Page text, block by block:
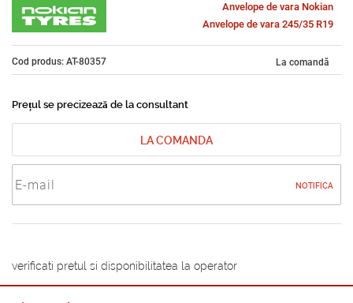
Anvelope de vara Nokian
Anvelope de vara 245/35 R19
Cod produs: AT-80357 La comandă
Prețul se precizează de la consultant
LA COMANDA
NOTIFICA
verificati pretul si disponibilitatea la operator